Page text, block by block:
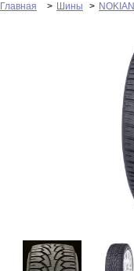
Главная > Шины > NOKIAN